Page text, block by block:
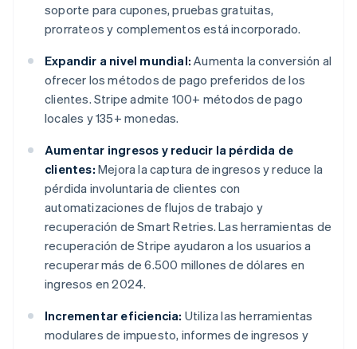
soporte para cupones, pruebas gratuitas,
prorrateos y complementos está incorporado.
Expandir a nivel mundial: Aumenta la conversión al
ofrecer los métodos de pago preferidos de los
clientes. Stripe admite 100+ métodos de pago
locales y 135+ monedas.
Aumentar ingresos y reducir la pérdida de
clientes: Mejora la captura de ingresos y reduce la
pérdida involuntaria de clientes con
automatizaciones de flujos de trabajo y
recuperación de Smart Retries. Las herramientas de
recuperación de Stripe ayudaron a los usuarios a
recuperar más de 6.500 millones de dólares en
ingresos en 2024.
Incrementar eficiencia: Utiliza las herramientas
modulares de impuesto, informes de ingresos y